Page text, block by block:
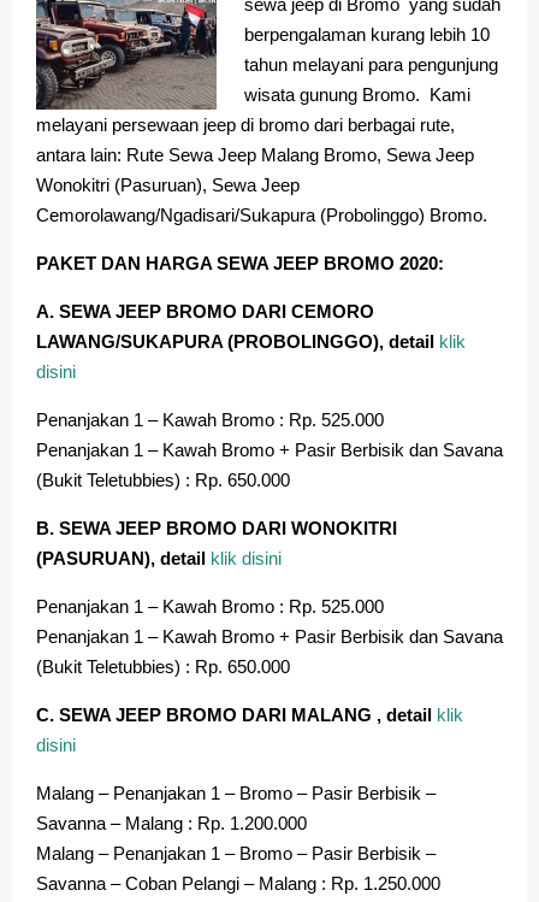
sewa jeep di Bromo yang sudah
berpengalaman kurang lebih 10
tahun melayani para pengunjung
wisata gunung Bromo. Kami
melayani persewaan jeep di bromo dari berbagai rute,
antara lain: Rute Sewa Jeep Malang Bromo, Sewa Jeep
Wonokitri (Pasuruan), Sewa Jeep
Cemorolawang/Ngadisari/Sukapura (Probolinggo) Bromo.
PAKET DAN HARGA SEWA JEEP BROMO 2020:
A. SEWA JEEP BROMO DARI CEMORO
LAWANG/SUKAPURA (PROBOLINGGO), detail klik
disini
Penanjakan 1 – Kawah Bromo : Rp. 525.000
Penanjakan 1 – Kawah Bromo + Pasir Berbisik dan Savana
(Bukit Teletubbies) : Rp. 650.000
B. SEWA JEEP BROMO DARI WONOKITRI
(PASURUAN), detail klik disini
Penanjakan 1 – Kawah Bromo : Rp. 525.000
Penanjakan 1 – Kawah Bromo + Pasir Berbisik dan Savana
(Bukit Teletubbies) : Rp. 650.000
C. SEWA JEEP BROMO DARI MALANG , detail klik
disini
Malang – Penanjakan 1 – Bromo – Pasir Berbisik –
Savanna – Malang : Rp. 1.200.000
Malang – Penanjakan 1 – Bromo – Pasir Berbisik –
Savanna – Coban Pelangi – Malang : Rp. 1.250.000